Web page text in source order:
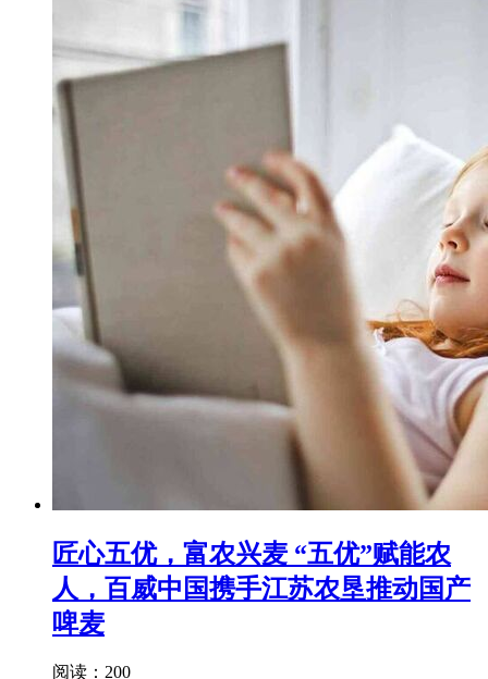
匠心五优，富农兴麦 “五优”赋能农
人，百威中国携手江苏农垦推动国产
啤麦
阅读：200